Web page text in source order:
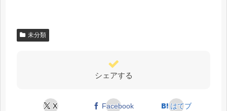
未分類
シェアする
X Facebook はてブ